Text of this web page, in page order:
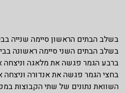
בשלב הבתים הראשון סיימה שנייה
בשלב הבתים השני סיימה ראשונה
ברבע הגמר פגשה את מלאגה וניצחה
בחצי הגמר פגשה את אנדורה וניצחה
השוואת נתונים של שתי הקבוצות